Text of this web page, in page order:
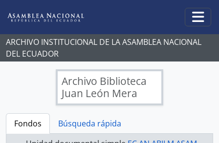
ARCHIVO INSTITUCIONAL DE LA ASAMBLEA NACIONAL
DEL ECUADOR
Archivo Biblioteca
Juan León Mera
Fondos
Búsqueda rápida